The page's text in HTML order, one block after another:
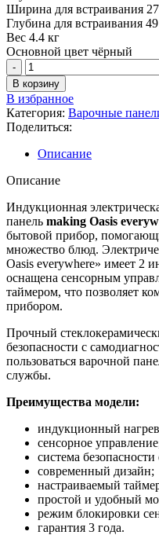
Ширина для встраивания
Глубина для встраивания
Вес 4.4 кг
Основной цвет чёрный
Количество
товара
В/
поверхность
домино
керамика
making
Oasis
everywhere
IBD
В корзину
В избранное
Категория: Варочные
Поделиться:
Описание
Описание
Индукционная
панель making Oasis
бытовой прибор,
множество блюд.
Oasis everywhere» имеет 2
оснащена сенсорным
таймером, что позволяет
прибором.
Прочный
безопасности с
пользоваться варочной
службы.
Преимущества модели:
индукционный
сенсорное
система
современный дизайн;
настраиваемый
простой и удобный
режим блокировки
гарантия 3 года.